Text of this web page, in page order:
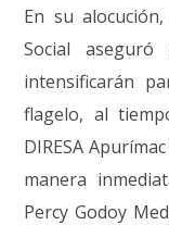
En su
Social
intensificarán
flagelo, al
DIRESA
manera
Percy Godoy